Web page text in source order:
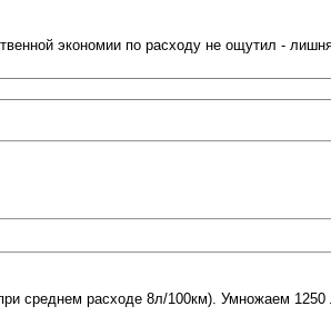
экономии по расходу не ощутил -
среднем расходе 8л/100км). Умножаем